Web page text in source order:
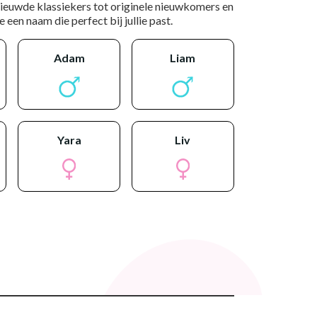
klassiekers tot originele nieuwkomers en
naam die perfect bij jullie past.
adam liam
yara liv